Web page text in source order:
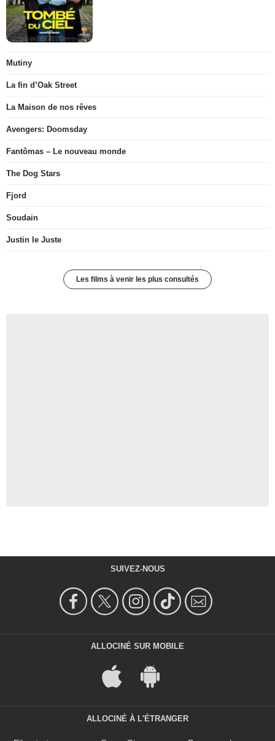
Mutiny
La fin d’Oak Street
La Maison de nos rêves
Avengers: Doomsday
Fantômas – Le nouveau monde
The Dog Stars
Fjord
Soudain
Justin le Juste
Les films à venir les plus consultés
SUIVEZ-NOUS
ALLOCINÉ SUR MOBILE
ALLOCINÉ À L'ÉTRANGER